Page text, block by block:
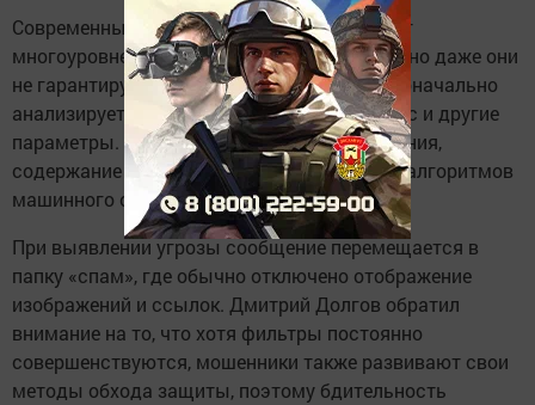
Современные почтовые службы применяют
многоуровневые системы проверки писем, но даже они
не гарантируют абсолютной защиты. Первоначально
анализируется отправитель: домен, IP-адрес и другие
параметры. Если здесь возникают подозрения,
содержание письма изучается с помощью алгоритмов
машинного обучения.
При выявлении угрозы сообщение перемещается в
папку «спам», где обычно отключено отображение
изображений и ссылок. Дмитрий Долгов обратил
внимание на то, что хотя фильтры постоянно
совершенствуются, мошенники также развивают свои
методы обхода защиты, поэтому бдительность